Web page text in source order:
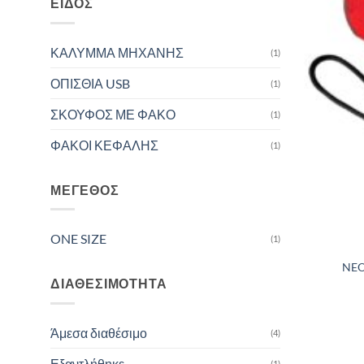
ΕΊΔΟΣ
ΚΑΛΥΜΜΑ ΜΗΧΑΝΗΣ (1)
ΟΠΙΣΘΙΑ USB (1)
ΣΚΟΥΦΟΣ ΜΕ ΦΑΚΟ (1)
ΦΑΚΟΙ ΚΕΦΑΛΗΣ (1)
ΜΈΓΕΘΟΣ
ONE SIZE (1)
ΔΙΑΘΕΣΙΜΌΤΗΤΑ
Άμεσα διαθέσιμο (4)